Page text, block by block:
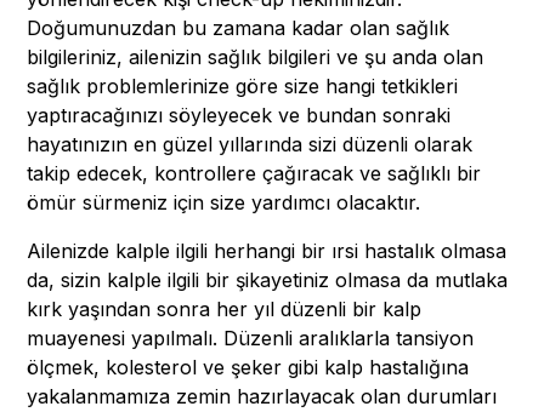
Doğumunuzdan bu zamana kadar olan sağlık
bilgileriniz, ailenizin sağlık bilgileri ve şu anda olan
sağlık problemlerinize göre size hangi tetkikleri
yaptıracağınızı söyleyecek ve bundan sonraki
hayatınızın en güzel yıllarında sizi düzenli olarak
takip edecek, kontrollere çağıracak ve sağlıklı bir
ömür sürmeniz için size yardımcı olacaktır.
Ailenizde kalple ilgili herhangi bir ırsi hastalık olmasa
da, sizin kalple ilgili bir şikayetiniz olmasa da mutlaka
kırk yaşından sonra her yıl düzenli bir kalp
muayenesi yapılmalı. Düzenli aralıklarla tansiyon
ölçmek, kolesterol ve şeker gibi kalp hastalığına
yakalanmamıza zemin hazırlayacak olan durumları